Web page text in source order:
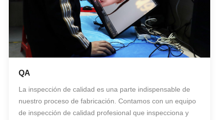
QA
La inspección de calidad es una parte indispensable de
nuestro proceso de fabricación. Contamos con un equipo
de inspección de calidad profesional que inspecciona y